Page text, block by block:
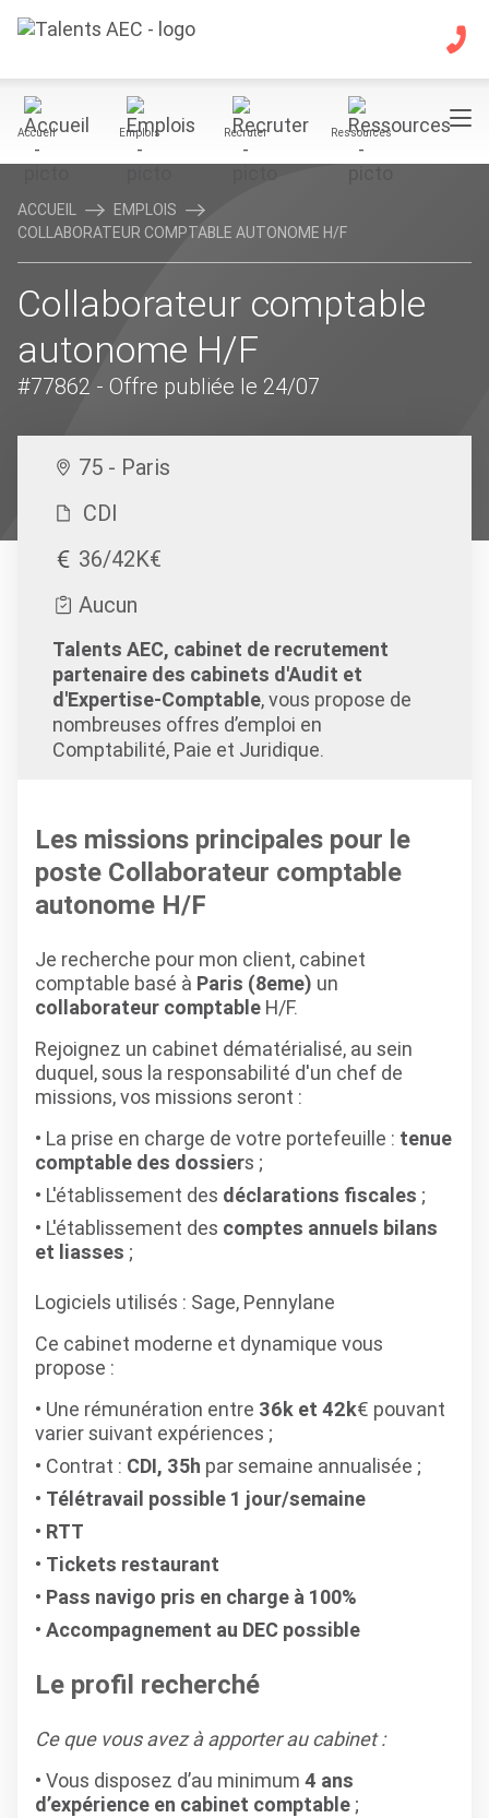
Accueil Emplois Recruter Ressources
ACCUEIL
EMPLOIS
COLLABORATEUR COMPTABLE AUTONOME H/F
Collaborateur comptable
autonome H/F
#77862 - Offre publiée le 24/07
75 - Paris
CDI
36/42K€
Aucun
Talents AEC, cabinet de recrutement
partenaire des cabinets d'Audit et
d'Expertise-Comptable, vous propose de
nombreuses offres d’emploi en
Comptabilité, Paie et Juridique.
Les missions principales pour le
poste Collaborateur comptable
autonome H/F
Je recherche pour mon client, cabinet
comptable basé à Paris (8eme) un
collaborateur comptable H/F.
Rejoignez un cabinet dématérialisé, au sein
duquel, sous la responsabilité d'un chef de
missions, vos missions seront :
La prise en charge de votre portefeuille : tenue
comptable des dossiers ;
L'établissement des déclarations fiscales ;
L'établissement des comptes annuels bilans
et liasses ;
Logiciels utilisés : Sage, Pennylane
Ce cabinet moderne et dynamique vous
propose :
Une rémunération entre 36k et 42k€ pouvant
varier suivant expériences ;
Contrat : CDI, 35h par semaine annualisée ;
Télétravail possible 1 jour/semaine
RTT
Tickets restaurant
Pass navigo pris en charge à 100%
Accompagnement au DEC possible
Le profil recherché
Ce que vous avez à apporter au cabinet :
Vous disposez d’au minimum 4 ans
d’expérience en cabinet comptable ;